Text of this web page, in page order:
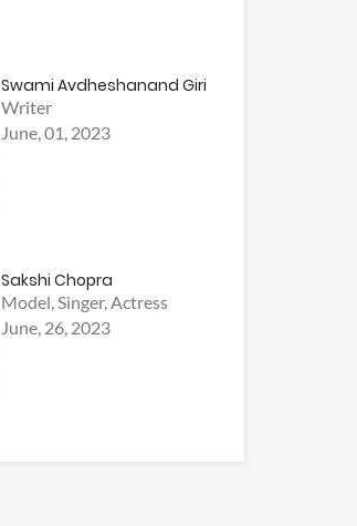
Swami Avdheshanand Giri
Writer
June, 01, 2023
Sakshi Chopra
Model, Singer, Actress
June, 26, 2023